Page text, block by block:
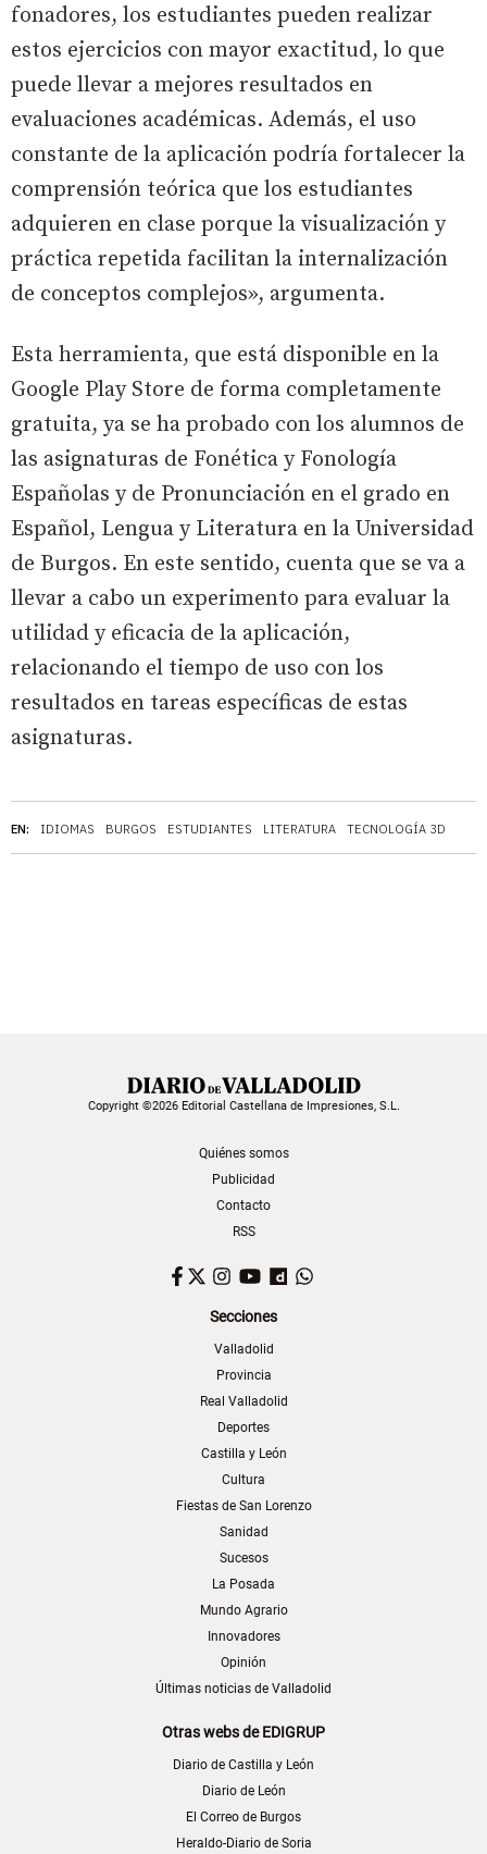
EN: IDIOMAS BURGOS ESTUDIANTES LITERATURA TECNOLOGÍA 3D
fonadores, los estudiantes pueden realizar
estos ejercicios con mayor exactitud, lo que
puede llevar a mejores resultados en
evaluaciones académicas. Además, el uso
constante de la aplicación podría fortalecer la
comprensión teórica que los estudiantes
adquieren en clase porque la visualización y
práctica repetida facilitan la internalización
de conceptos complejos», argumenta.
Esta herramienta, que está disponible en la
Google Play Store de forma completamente
gratuita, ya se ha probado con los alumnos de
las asignaturas de Fonética y Fonología
Españolas y de Pronunciación en el grado en
Español, Lengua y Literatura en la Universidad
de Burgos. En este sentido, cuenta que se va a
llevar a cabo un experimento para evaluar la
utilidad y eficacia de la aplicación,
relacionando el tiempo de uso con los
resultados en tareas específicas de estas
asignaturas.
Copyright ©2026 Editorial Castellana de Impresiones, S.L.
Quiénes somos
Publicidad
Contacto
RSS
Facebook
TwitterInstagram
YouTubeDailymotion
Secciones
Valladolid
Provincia
Real Valladolid
Deportes
Castilla y León
Cultura
Fiestas de San Lorenzo
Sanidad
Sucesos
La Posada
Mundo Agrario
Innovadores
Opinión
Últimas noticias de Valladolid
Otras webs de EDIGRUP
Diario de Castilla y León
Diario de León
El Correo de Burgos
Heraldo-Diario de Soria